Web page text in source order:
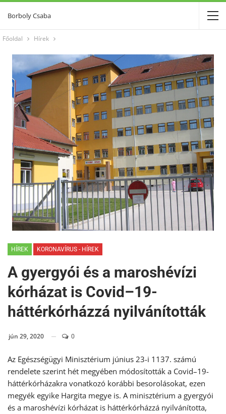
Borboly Csaba
Főoldal Hírek
HÍREK KORONAVÍRUS - HÍREK
A gyergyói és a maroshévízi
kórházat is Covid–19-
háttérkórházzá nyilvánították
jún 29, 2020 0
Az Egészségügyi Minisztérium június 23-i 1137. számú
rendelete szerint hét megyében módosították a Covid–19-
háttérkórházakra vonatkozó korábbi besorolásokat, ezen
megyék egyike Hargita megye is. A minisztérium a gyergyói
és a maroshévízi kórházat is háttérkórházzá nyilvánította,